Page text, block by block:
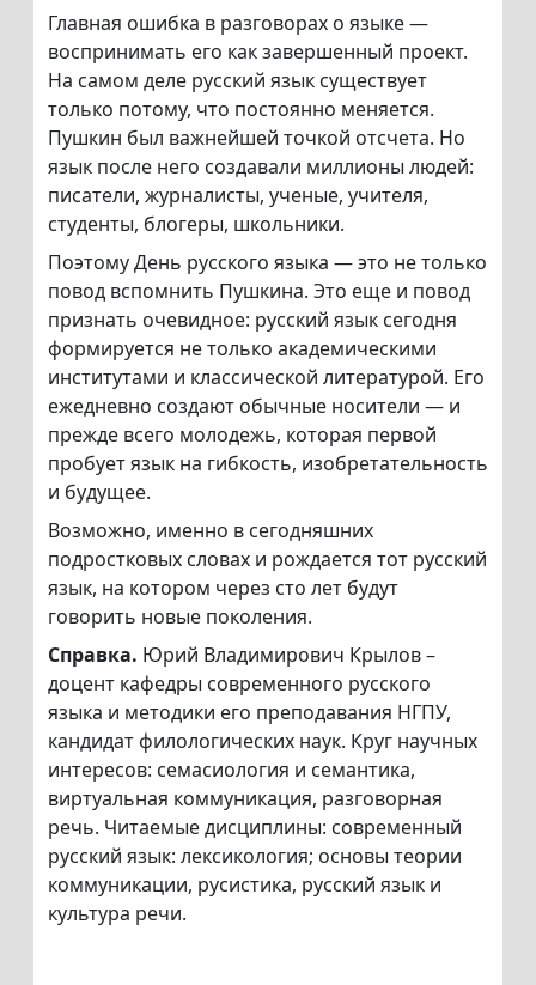
Главная ошибка в разговорах о языке —
воспринимать его как завершенный проект.
На самом деле русский язык существует
только потому, что постоянно меняется.
Пушкин был важнейшей точкой отсчета. Но
язык после него создавали миллионы людей:
писатели, журналисты, ученые, учителя,
студенты, блогеры, школьники.
Поэтому День русского языка — это не только
повод вспомнить Пушкина. Это еще и повод
признать очевидное: русский язык сегодня
формируется не только академическими
институтами и классической литературой. Его
ежедневно создают обычные носители — и
прежде всего молодежь, которая первой
пробует язык на гибкость, изобретательность
и будущее.
Возможно, именно в сегодняшних
подростковых словах и рождается тот русский
язык, на котором через сто лет будут
говорить новые поколения.
Справка. Юрий Владимирович Крылов –
доцент кафедры современного русского
языка и методики его преподавания НГПУ,
кандидат филологических наук. Круг научных
интересов: семасиология и семантика,
виртуальная коммуникация, разговорная
речь. Читаемые дисциплины: современный
русский язык: лексикология; основы теории
коммуникации, русистика, русский язык и
культура речи.